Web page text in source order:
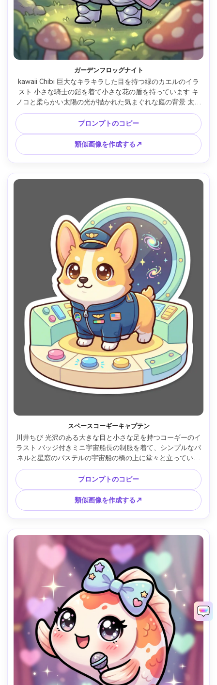
ガーデンフロッグナイト
kawaii Chibi 巨大なキラキラした目を持つ緑のカエルのイラ
スト 小さな騎士の鎧を着て小さな花の盾を持っています キ
ノコと柔らかい太陽の光が描かれた気まぐれな庭の背景 太い
輪郭 滑らかな陰影 かわいい英雄的なポーズ ディテールが高
いがシンプルな形状 ファンタジーシリーズの理想的なマスコ
ット 85mmレンズ 被写界深度浅い --ar 4:5
プロンプトのコピー
類似画像を作成する↗
スペースコーギーキャプテン
川井ちび 光沢のある大きな目と小さな足を持つコーギーのイ
ラスト バッジ付きミニ宇宙船長の制服を着て、シンプルなパ
ネルと星窓のパステルの宇宙船の橋の上に堂々と立っていま
す 太い輪郭、セルシェーディング、明るい明るいパレット、
自信のあるかわいいムード、ステッカーレディ構図、85mm
レンズ、浅い被写界深度、柔らかいシネマティック照明 --ar
4:5
プロンプトのコピー
類似画像を作成する↗